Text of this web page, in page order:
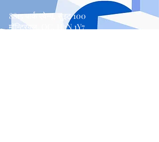
8815 पार्क एवेन्यू, सुइट 100
मॉन्ट्रियल, QC, H2N 1Y7